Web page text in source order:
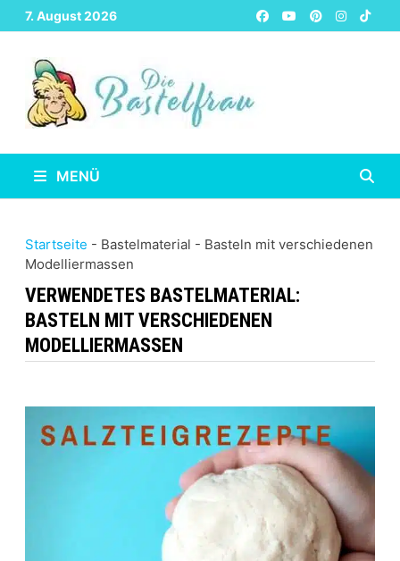
Zurück
zum
Inhalt
7. August 2026
MENÜ
Startseite - Bastelmaterial - Basteln mit verschiedenen
Modelliermassen
VERWENDETES BASTELMATERIAL:
BASTELN MIT VERSCHIEDENEN
MODELLIERMASSEN